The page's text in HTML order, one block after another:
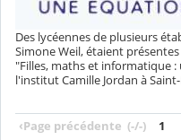
Des lycéennes de plusieurs
Simone Weil, étaient
"Filles, maths et informatique
l'institut Camille Jordan à
‹Page précédente (-/-) 1